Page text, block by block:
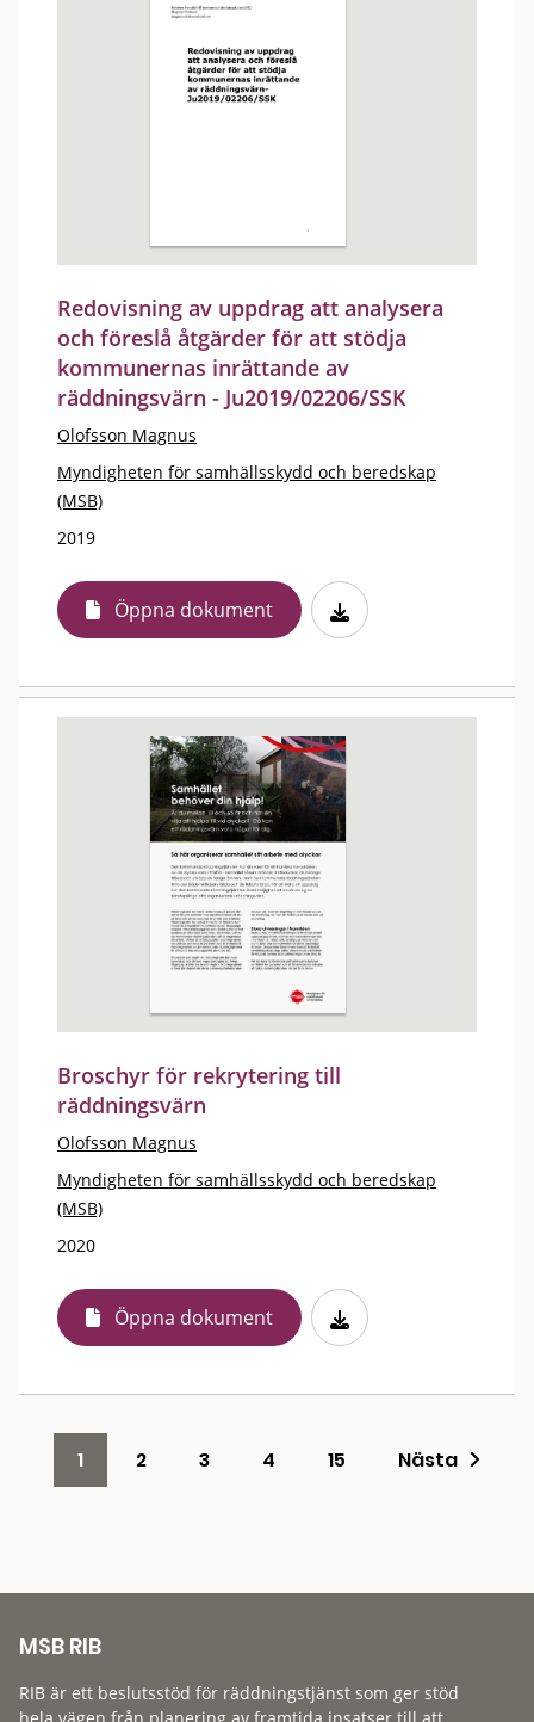
Redovisning av uppdrag att analysera
och föreslå åtgärder för att stödja
kommunernas inrättande av
räddningsvärn - Ju2019/02206/SSK
Olofsson Magnus
Myndigheten för samhällsskydd och beredskap
(MSB)
2019
Öppna dokument
Broschyr för rekrytering till
räddningsvärn
Olofsson Magnus
Myndigheten för samhällsskydd och beredskap
(MSB)
2020
Öppna dokument
1 2 3 4 15 Nästa
MSB RIB
RIB är ett beslutsstöd för räddningstjänst som ger stöd